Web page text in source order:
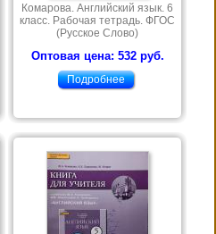
Комарова. Английский язык. 6
класс. Рабочая тетрадь. ФГОС
(Русское Слово)
Оптовая цена: 532 руб.
Подробнее